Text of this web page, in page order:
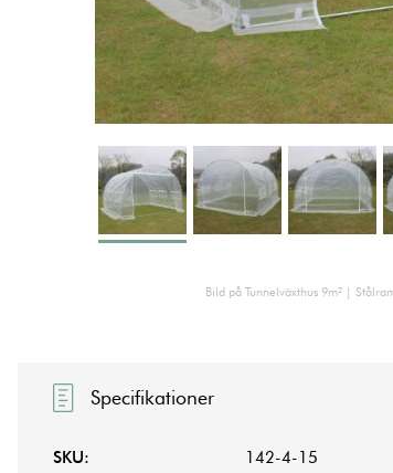
Bild på Tunnelväxthus 9m² |
Specifikationer
SKU: 142-4-15